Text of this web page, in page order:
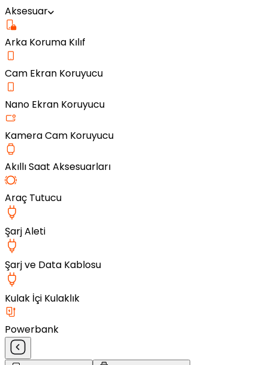
Aksesuar
Arka Koruma Kılıf
Cam Ekran Koruyucu
Nano Ekran Koruyucu
Kamera Cam Koruyucu
Akıllı Saat Aksesuarları
Araç Tutucu
Şarj Aleti
Şarj ve Data Kablosu
Kulak İçi Kulaklık
Powerbank